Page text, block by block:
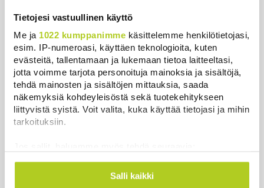
Tietojesi vastuullinen käyttö
Me ja 1022 kumppanimme käsittelemme henkilötietojasi,
esim. IP-numeroasi, käyttäen teknologioita, kuten
evästeitä, tallentamaan ja lukemaan tietoa laitteeltasi,
jotta voimme tarjota personoituja mainoksia ja sisältöjä,
tehdä mainosten ja sisältöjen mittauksia, saada
näkemyksiä kohdeyleisöstä sekä tuotekehitykseen
liittyvistä syistä. Voit valita, kuka käyttää tietojasi ja mihin
tarkoituksiin.
Kerätä tietoja maantieteellisestä sijainnistasi,
mahdollisesti muutaman metrin tarkkuudella
Salli kaikki
metsästyskausi käynnistyy Suomessa
Uutiset | 8.8.2026 15:00
Bulgariassa on räjähtänyt drooni lähellä Romanian
rajaa
Uutiset | 8.8.2026 14:40
HS: Kaikkonen puoluejohtajien ykkönen
auringonpimennyksen edellä